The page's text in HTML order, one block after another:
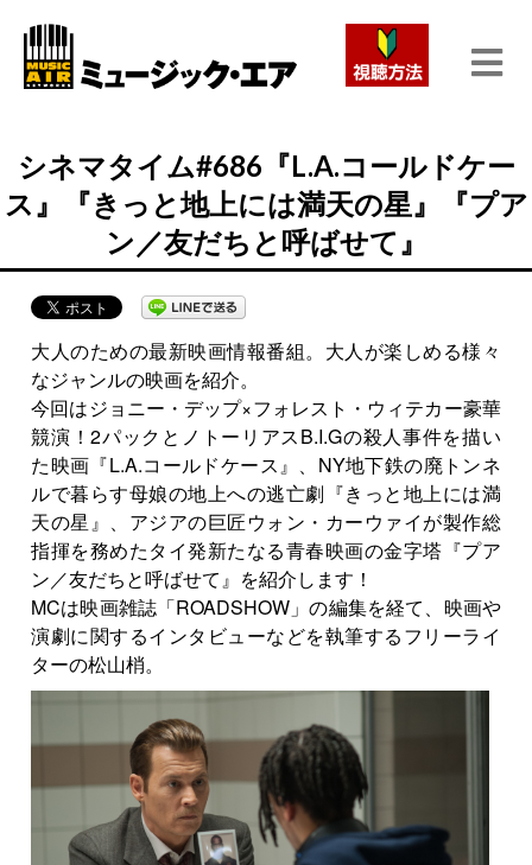
シネマタイム#686『L.A.コールドケー
ス』『きっと地上には満天の星』『プア
ン／友だちと呼ばせて』
大人のための最新映画情報番組。大人が楽しめる様々
なジャンルの映画を紹介。
今回はジョニー・デップ×フォレスト・ウィテカー豪華
競演！2パックとノトーリアスB.I.Gの殺人事件を描い
た映画『L.A.コールドケース』、NY地下鉄の廃トンネ
ルで暮らす母娘の地上への逃亡劇『きっと地上には満
天の星』、アジアの巨匠ウォン・カーウァイが製作総
指揮を務めたタイ発新たなる青春映画の金字塔『プア
ン／友だちと呼ばせて』を紹介します！
MCは映画雑誌「ROADSHOW」の編集を経て、映画や
演劇に関するインタビューなどを執筆するフリーライ
ターの松山梢。